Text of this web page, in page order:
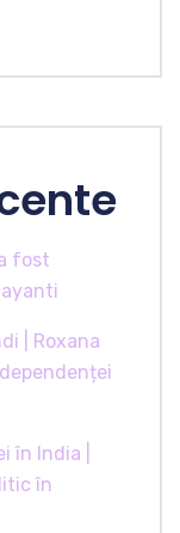
fost
| Roxana
în India |
în